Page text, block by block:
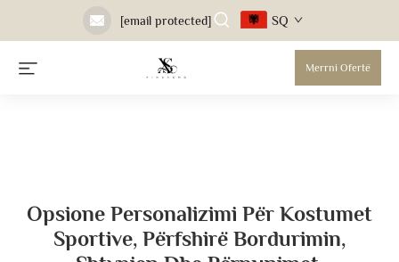
[email protected] SQ
Merrni Ofertë
Opsione Personalizimi Për Kostumet
Sportive, Përfshirë Bordurimin,